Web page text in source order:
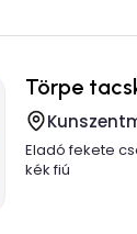
Törpe
Eladó fekete
kék fiú